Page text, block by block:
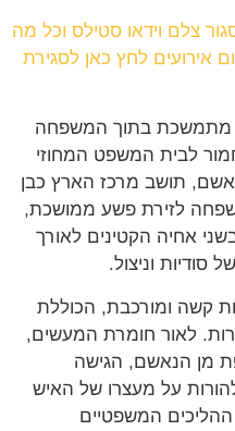
צלם וידאו סטילס וכל מה
אירועים לחץ כאן לסגירת
מתמשכת בתוך המשפחה
לבית המשפט המחוזי
תושב מרכז הארץ כבן
לזירת פשע ממושכת,
אחיה הקטינים לאורך
וניצול.
קשה ומורכבת, הכוללת
לאור חומרת המעשים,
מן הנאשם, הגישה
על מעצרו של האיש
ההליכים המשפטיים